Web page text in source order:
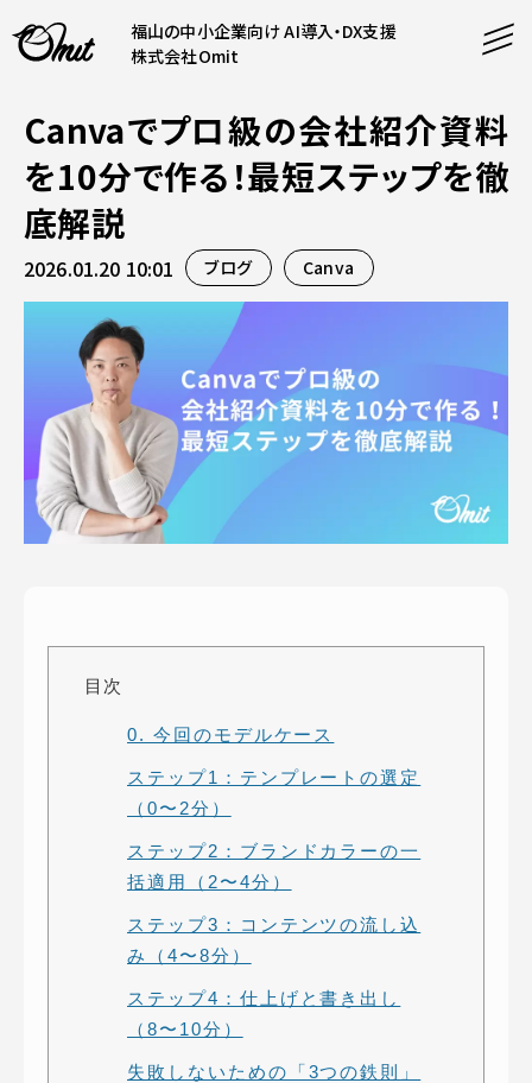
福山の中小企業向け AI導入・DX支援
株式会社Omit
SERVICE
事業内容
AI導入支援
システム開発
ホームページ制作
CONTENT
コンテンツ
課題解決
制作実績
料金表
COMPANY
企業案内
会社概要
採用情報
お知らせ
PRODUCTS
運営サービス
電話でお問い合わせ
月〜金曜10:00 〜 19:00 ( 土日祝定休 )
Canvaでプロ級の会社紹介資料
を10分で作る！最短ステップを徹
底解説
2026.01.20 10:01 ブログ Canva
目次
0. 今回のモデルケース
ステップ1：テンプレートの選定
（0〜2分）
ステップ2：ブランドカラーの一
括適用（2〜4分）
ステップ3：コンテンツの流し込
み（4〜8分）
ステップ4：仕上げと書き出し
（8〜10分）
失敗しないための「3つの鉄則」